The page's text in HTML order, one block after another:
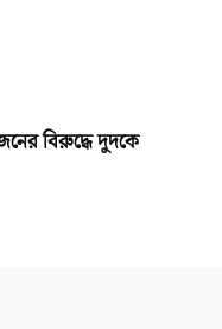
বিরুদ্ধে দুদকে